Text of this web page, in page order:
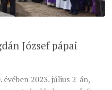
József pápai
évében 2023. július 2-án,